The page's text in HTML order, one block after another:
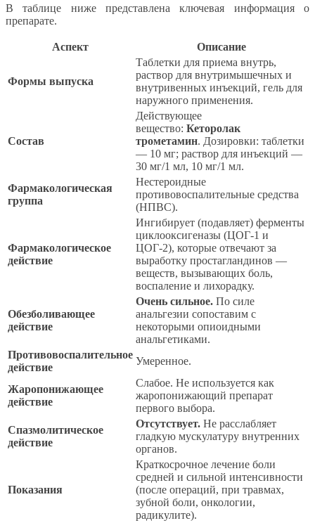
В таблице ниже представлена ключевая информация о
препарате.
Аспект Описание
Формы выпуска
Таблетки для приема внутрь,
раствор для внутримышечных и
внутривенных инъекций, гель для
наружного применения.
Состав
Действующее
вещество: Кеторолак
трометамин. Дозировки: таблетки
— 10 мг; раствор для инъекций —
30 мг/1 мл, 10 мг/1 мл.
Фармакологическая
группа
Нестероидные
противовоспалительные средства
(НПВС).
Фармакологическое
действие
Ингибирует (подавляет) ферменты
циклооксигеназы (ЦОГ-1 и
ЦОГ-2), которые отвечают за
выработку простагландинов —
веществ, вызывающих боль,
воспаление и лихорадку.
Обезболивающее
действие
Очень сильное. По силе
анальгезии сопоставим с
некоторыми опиоидными
анальгетиками.
Противовоспалительное
действие
Умеренное.
Жаропонижающее
действие
Слабое. Не используется как
жаропонижающий препарат
первого выбора.
Спазмолитическое
действие
Отсутствует. Не расслабляет
гладкую мускулатуру внутренних
органов.
Показания
Краткосрочное лечение боли
средней и сильной интенсивности
(после операций, при травмах,
зубной боли, онкологии,
радикулите).